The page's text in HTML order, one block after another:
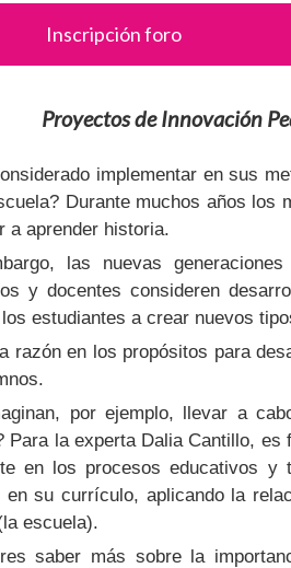
Inscripción foro
Proyectos de Innovación
implementar en sus
Durante muchos años los
a aprender historia.
las nuevas
y docentes consideren
estudiantes a crear nuevos
razón en los propósitos para
por ejemplo, llevar a
Para la experta Dalia Cantillo,
en los procesos educativos y
en su currículo, aplicando la
escuela).
saber más sobre la